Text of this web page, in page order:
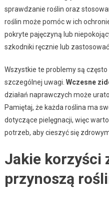
sprawdzanie roślin oraz
roślin może pomóc w ich
pokryte pajęczyną lub
szkodniki ręcznie lub
Wszystkie te problemy są
szczególnej uwagi. Wczesne
działań naprawczych może
Pamiętaj, że każda roślina ma
dotyczące pielęgnacji, więc
potrzeb, aby cieszyć się
Jakie korzyści
przynoszą